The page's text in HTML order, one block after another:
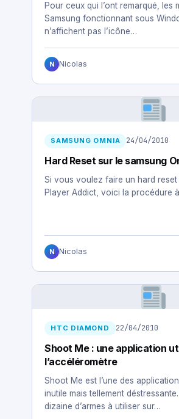
Pour ceux qui l’ont remarqué, les
Samsung fonctionnant sous
n’affichent pas l’icône…
N Nicolas
SAMSUNG OMNIA 24/04/2010
Hard Reset sur le samsung
Si vous voulez faire un hard
Player Addict, voici la procédure
N Nicolas
HTC DIAMOND 22/04/2010
Shoot Me : une application
l’accéléromètre
Shoot Me est l’une des
inutile mais tellement
dizaine d’armes à utiliser sur…